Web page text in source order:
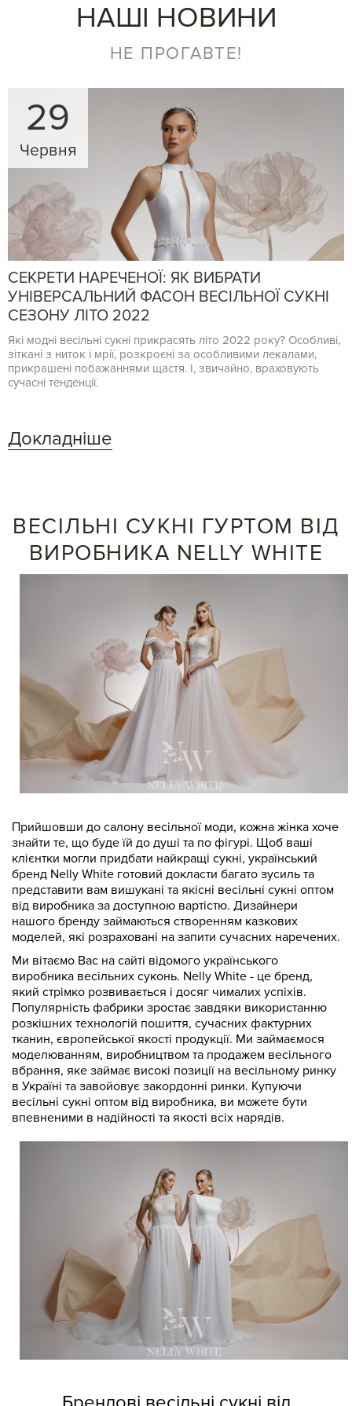
НАШІ НОВИНИ
НЕ ПРОГАВТЕ!
29
Червня
СЕКРЕТИ НАРЕЧЕНОЇ: ЯК ВИБРАТИ
УНІВЕРСАЛЬНИЙ ФАСОН ВЕСІЛЬНОЇ СУКНІ
СЕЗОНУ ЛІТО 2022
Які модні весільні сукні прикрасять літо 2022 року? Особливі,
зіткані з ниток і мрії, розкроєні за особливими лекалами,
прикрашені побажаннями щастя. І, звичайно, враховують
сучасні тенденції.
Докладніше
ВЕСІЛЬНІ СУКНІ ГУРТОМ ВІД
ВИРОБНИКА NELLY WHITE
Прийшовши до салону весільної моди, кожна жінка хоче
знайти те, що буде їй до душі та по фігурі. Щоб ваші
клієнтки могли придбати найкращі сукні, український
бренд Nelly White готовий докласти багато зусиль та
представити вам вишукані та якісні весільні сукні оптом
від виробника за доступною вартістю. Дизайнери
нашого бренду займаються створенням казкових
моделей, які розраховані на запити сучасних наречених.
Ми вітаємо Вас на сайті відомого українського
виробника весільних суконь. Nelly White - це бренд,
який стрімко розвивається і досяг чималих успіхів.
Популярність фабрики зростає завдяки використанню
розкішних технологій пошиття, сучасних фактурних
тканин, європейської якості продукції. Ми займаємося
моделюванням, виробництвом та продажем весільного
вбрання, яке займає високі позиції на весільному ринку
в Україні та завойовує закордонні ринки. Купуючи
весільні сукні оптом від виробника, ви можете бути
впевненими в надійності та якості всіх нарядів.